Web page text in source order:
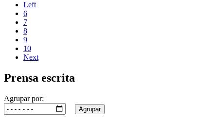
Left
6
7
8
9
10
Next
Prensa escrita
Agrupar por:
Agrupar